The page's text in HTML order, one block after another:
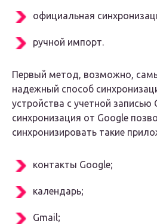
официальная
ручной импорт.
Первый метод, возможно,
надежный способ
устройства с учетной
синхронизация от Google
синхронизировать такие
контакты Google;
календарь;
Gmail;